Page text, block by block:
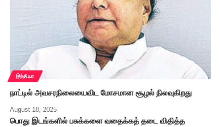
இந்தியா
நாட்டில் அவசரநிலையைவிட மோசமான சூழல் நிலவுகிறது
August 18, 2025
பொது இடங்களில் பசுக்களை வதைக்கத் தடை விதித்த